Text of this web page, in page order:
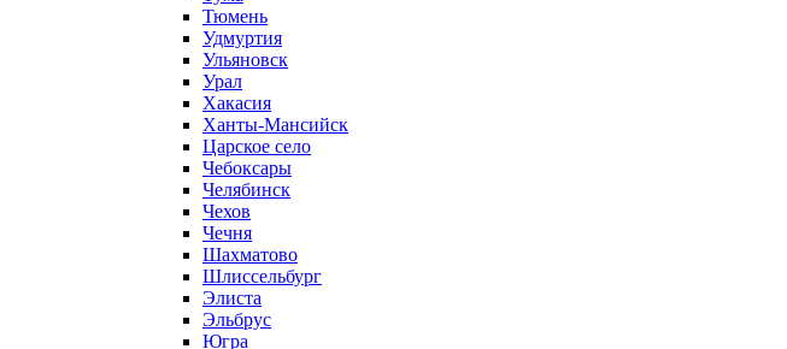
Тюмень
Удмуртия
Ульяновск
Урал
Хакасия
Ханты-Мансийск
Царское село
Чебоксары
Челябинск
Чехов
Чечня
Шахматово
Шлиссельбург
Элиста
Эльбрус
Югра